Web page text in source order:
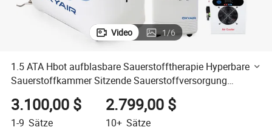
Video 1/6
1.5 ATA Hbot aufblasbare Sauerstofftherapie Hyperbare
Sauerstoffkammer Sitzende Sauerstoffversorgung
Hyperbare Kammer
3.100,00 $
1-9 Sätze
2.799,00 $
10+ Sätze